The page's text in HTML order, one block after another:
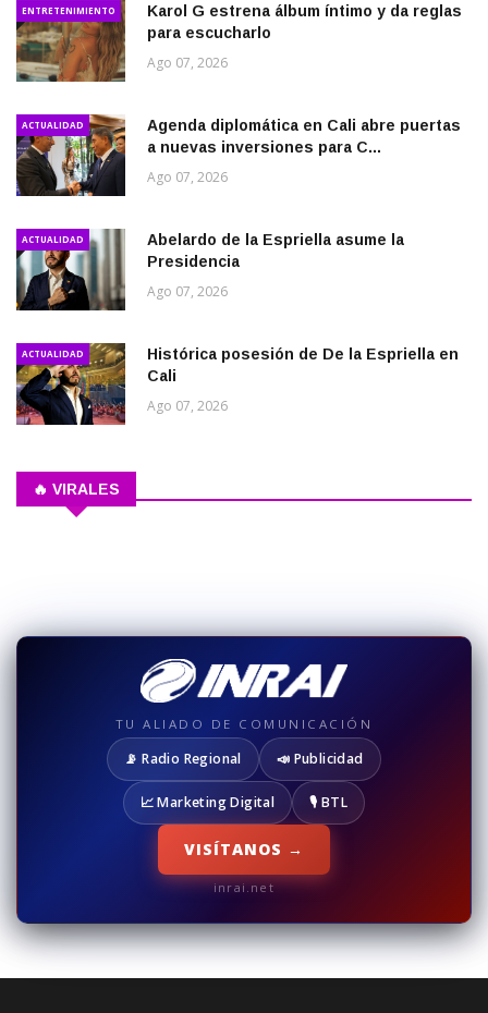
ENTRETENIMIENTO
Karol G estrena álbum íntimo y da reglas
para escucharlo
Ago 07, 2026
ACTUALIDAD
Agenda diplomática en Cali abre puertas
a nuevas inversiones para C...
Ago 07, 2026
ACTUALIDAD
Abelardo de la Espriella asume la
Presidencia
Ago 07, 2026
ACTUALIDAD
Histórica posesión de De la Espriella en
Cali
Ago 07, 2026
🔥 VIRALES
TU ALIADO DE COMUNICACIÓN
📡 Radio Regional 📣 Publicidad
📈 Marketing Digital 🎙️ BTL
VISÍTANOS →
inrai.net